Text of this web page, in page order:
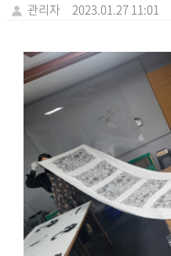
관리자 2023.01.27 11:01